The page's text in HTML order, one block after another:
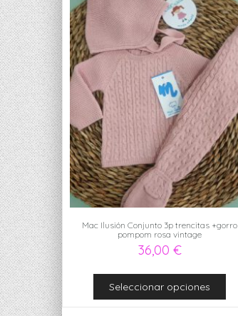
Mac Ilusión Conjunto 3p trencitas +gorro
pompom rosa vintage
36,00 €
Seleccionar opciones